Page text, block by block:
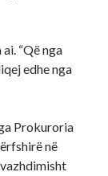
“Që nga
edhe nga
Prokuroria
në